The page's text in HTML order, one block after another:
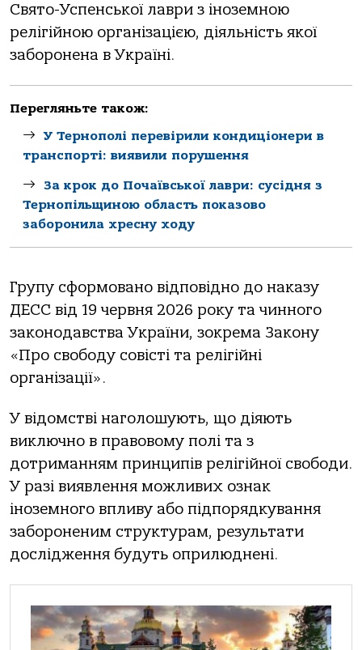
Свято-Успенської лаври з іноземною
релігійною організацією, діяльність якої
заборонена в Україні.
Перегляньте також:
У Тернополі перевірили кондиціонери в
транспорті: виявили порушення
За крок до Почаївської лаври: сусідня з
Тернопільщиною область показово
заборонила хресну ходу
Групу сформовано відповідно до наказу
ДЕСС від 19 червня 2026 року та чинного
законодавства України, зокрема Закону
«Про свободу совісті та релігійні
організації».
У відомстві наголошують, що діяють
виключно в правовому полі та з
дотриманням принципів релігійної свободи.
У разі виявлення можливих ознак
іноземного впливу або підпорядкування
забороненим структурам, результати
дослідження будуть оприлюднені.